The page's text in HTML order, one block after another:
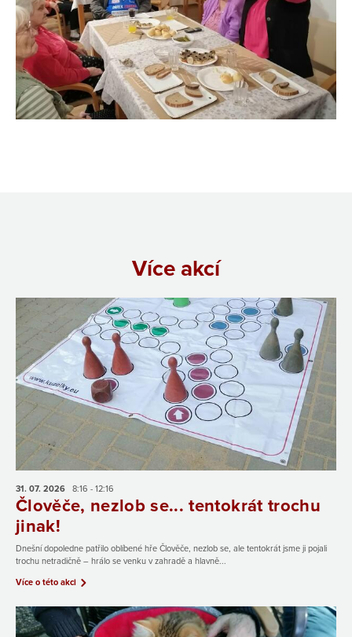
Více akcí
31. 07. 2026 8:16 - 12:16
Člověče, nezlob se... tentokrát trochu
jinak!
Dnešní dopoledne patřilo oblíbené hře Člověče, nezlob se, ale tentokrát jsme ji pojali
trochu netradičně – hrálo se venku v zahradě a hlavně...
Více o této akci